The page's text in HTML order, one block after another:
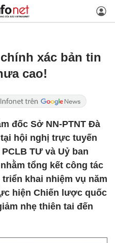
xác bản tin
cao!
đốc Sở NN-PTNT Đà
hội nghị trực tuyến
TƯ và Uỷ ban
tổng kết công tác
triển khai nhiệm vụ năm
hiện Chiến lược quốc
nhẹ thiên tai đến